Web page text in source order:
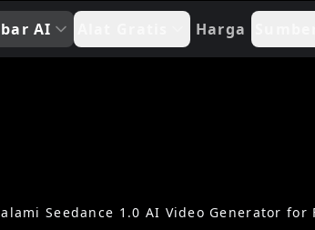
AI Harga
Seedance 1.0 AI Video Generator for